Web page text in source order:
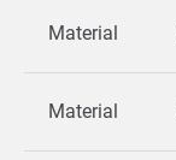
Material
Material